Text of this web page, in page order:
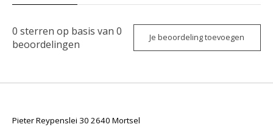
0 sterren op basis van 0
beoordelingen
Je beoordeling toevoegen
Pieter Reypenslei 30 2640 Mortsel